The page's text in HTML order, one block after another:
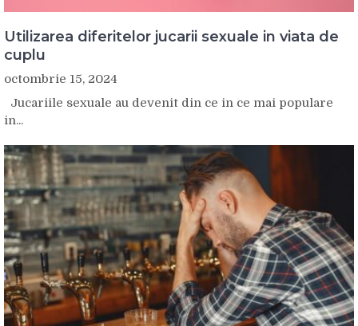
Utilizarea diferitelor jucarii sexuale in viata de
cuplu
octombrie 15, 2024
Jucariile sexuale au devenit din ce in ce mai populare
in...